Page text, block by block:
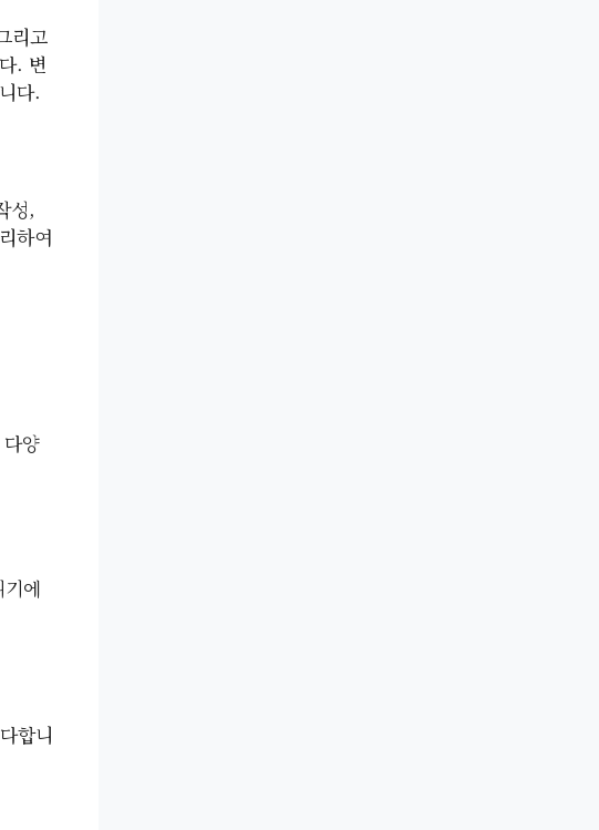
리고
. 변
다.
성,
하여
양
에
합니